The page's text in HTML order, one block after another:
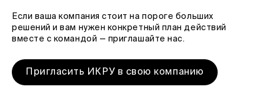
Если ваша компания стоит на пороге больших
решений и вам нужен конкретный план действий
вместе с командой — приглашайте нас.
Пригласить ИКРУ в свою компанию